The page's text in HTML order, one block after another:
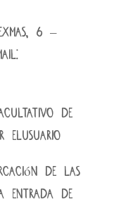
6 –
DE
ELUSUARIO
de las
entrada de